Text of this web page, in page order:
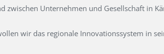
zwischen Unternehmen und Gesellschaft in
wir das regionale Innovationssystem in